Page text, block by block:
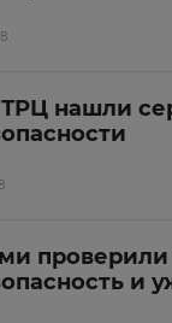
нашли
проверили
и